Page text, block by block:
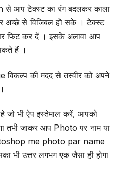
से आप टेक्स्ट का रंग बदलकर काला
अच्छे से विजिबल हो सके । टेक्स्ट
फिट कर दें । इसके अलावा आप
हैं ।
की मदद से तस्वीर को अपने
जो भी ऐप इस्तेमाल करें, आपको
तभी जाकर आप Photo पर नाम या
me photo par name
भी उत्तर लगभग एक जैसा ही होगा